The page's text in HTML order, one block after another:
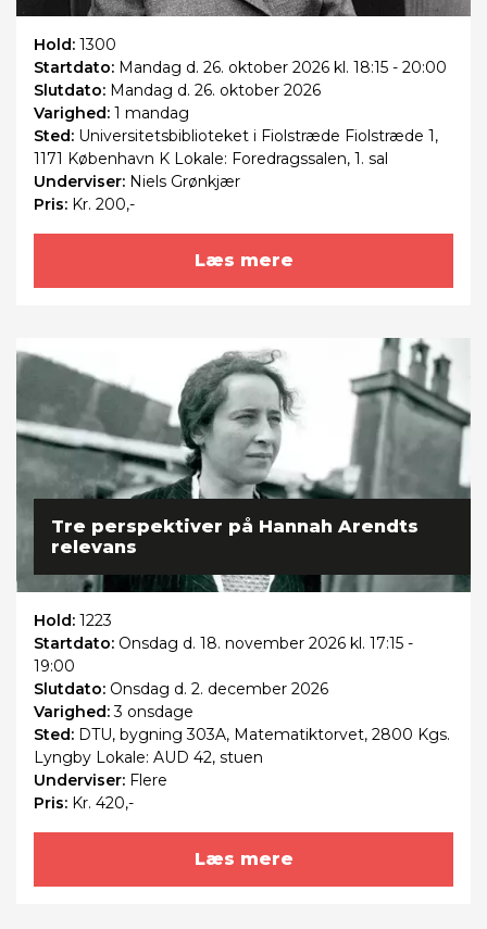
Hold: 1300
Startdato: Mandag d. 26. oktober 2026 kl. 18:15 - 20:00
Slutdato: Mandag d. 26. oktober 2026
Varighed: 1 mandag
Sted: Universitetsbiblioteket i Fiolstræde Fiolstræde 1,
1171 København K Lokale: Foredragssalen, 1. sal
Underviser: Niels Grønkjær
Pris: Kr. 200,-
Læs mere
Tre perspektiver på Hannah Arendts
relevans
Hold: 1223
Startdato: Onsdag d. 18. november 2026 kl. 17:15 -
19:00
Slutdato: Onsdag d. 2. december 2026
Varighed:3 onsdage
Sted: DTU, bygning 303A, Matematiktorvet, 2800 Kgs.
Lyngby Lokale: AUD 42, stuen
Underviser: Flere
Pris: Kr. 420,-
Læs mere